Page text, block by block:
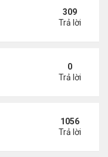
309
Trả lời
for Efficient
0
Trả lời
cuộc tấn công phối
1056
Trả lời